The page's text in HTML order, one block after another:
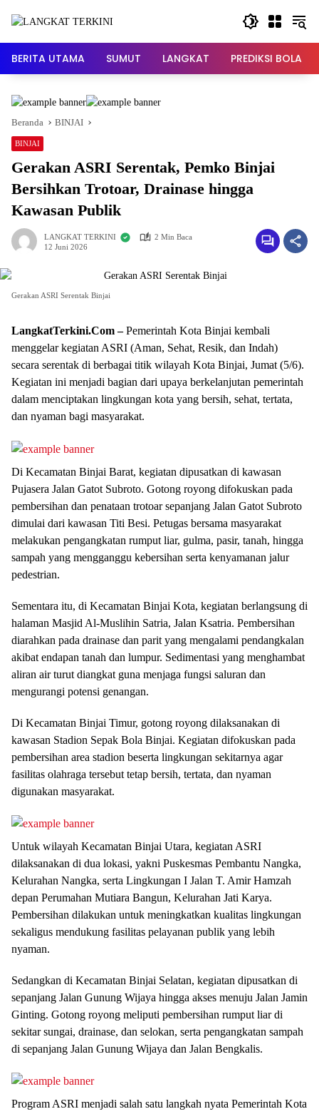
BERITA UTAMA SUMUT LANGKAT PREDIKSI BOLA
Beranda BINJAI
BINJAI
Gerakan ASRI Serentak, Pemko Binjai
Bersihkan Trotoar, Drainase hingga
Kawasan Publik
LANGKAT TERKINI
2 Min Baca
12 Juni 2026
Gerakan ASRI Serentak Binjai
LangkatTerkini.Com –Pemerintah Kota Binjai kembali
menggelar kegiatan ASRI (Aman, Sehat, Resik, dan Indah)
secara serentak di berbagai titik wilayah Kota Binjai, Jumat (5/6).
Kegiatan ini menjadi bagian dari upaya berkelanjutan pemerintah
dalam menciptakan lingkungan kota yang bersih, sehat, tertata,
dan nyaman bagi masyarakat.
Di Kecamatan Binjai Barat, kegiatan dipusatkan di kawasan
Pujasera Jalan Gatot Subroto. Gotong royong difokuskan pada
pembersihan dan penataan trotoar sepanjang Jalan Gatot Subroto
dimulai dari kawasan Titi Besi. Petugas bersama masyarakat
melakukan pengangkatan rumput liar, gulma, pasir, tanah, hingga
sampah yang mengganggu kebersihan serta kenyamanan jalur
pedestrian.
Sementara itu, di Kecamatan Binjai Kota, kegiatan berlangsung di
halaman Masjid Al-Muslihin Satria, Jalan Ksatria. Pembersihan
diarahkan pada drainase dan parit yang mengalami pendangkalan
akibat endapan tanah dan lumpur. Sedimentasi yang menghambat
aliran air turut diangkat guna menjaga fungsi saluran dan
mengurangi potensi genangan.
Di Kecamatan Binjai Timur, gotong royong dilaksanakan di
kawasan Stadion Sepak Bola Binjai. Kegiatan difokuskan pada
pembersihan area stadion beserta lingkungan sekitarnya agar
fasilitas olahraga tersebut tetap bersih, tertata, dan nyaman
digunakan masyarakat.
Untuk wilayah Kecamatan Binjai Utara, kegiatan ASRI
dilaksanakan di dua lokasi, yakni Puskesmas Pembantu Nangka,
Kelurahan Nangka, serta Lingkungan I Jalan T. Amir Hamzah
depan Perumahan Mutiara Bangun, Kelurahan Jati Karya.
Pembersihan dilakukan untuk meningkatkan kualitas lingkungan
sekaligus mendukung fasilitas pelayanan publik yang lebih
nyaman.
Sedangkan di Kecamatan Binjai Selatan, kegiatan dipusatkan di
sepanjang Jalan Gunung Wijaya hingga akses menuju Jalan Jamin
Ginting. Gotong royong meliputi pembersihan rumput liar di
sekitar sungai, drainase, dan selokan, serta pengangkatan sampah
di sepanjang Jalan Gunung Wijaya dan Jalan Bengkalis.
Program ASRI menjadi salah satu langkah nyata Pemerintah Kota